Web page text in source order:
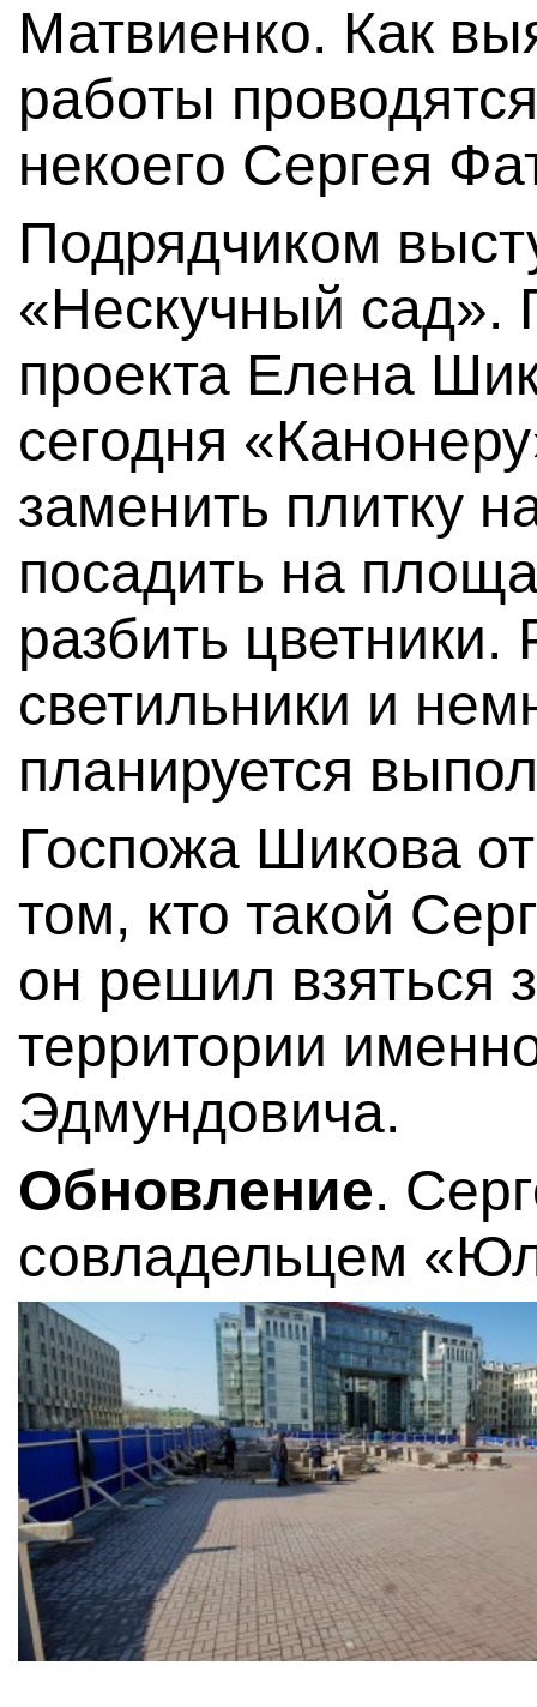
Матвиенко. Как
работы
некоего Сергея
Подрядчиком
«Нескучный сад».
проекта Елена
сегодня
заменить плитку
посадить на
разбить цветники.
светильники и
планируется
Госпожа Шикова
том, кто такой
он решил взяться
территории
Эдмундовича.
Обновление.
совладельцем